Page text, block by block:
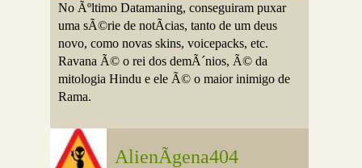
No Ãºltimo Datamaning, conseguiram puxar
uma sÃ©rie de notÃ­cias, tanto de um deus
novo, como novas skins, voicepacks, etc.
Ravana Ã© o rei dos demÃ´nios, Ã© da
mitologia Hindu e ele Ã© o maior inimigo de
Rama.
AlienÃ­gena404